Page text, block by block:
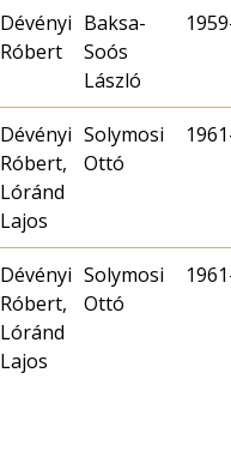
Dévényi
Róbert
Baksa-
Soós
László
Dévényi
Róbert,
Lóránd
Lajos
Solymosi
Ottó
Dévényi
Róbert,
Lóránd
Lajos
Solymosi
Ottó